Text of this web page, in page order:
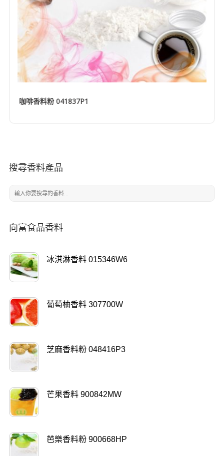
咖啡香料粉 041837P1
搜尋香料產品
向富食品香料
冰淇淋香料 015346W6
葡萄柚香料 307700W
芝麻香料粉 048416P3
芒果香料 900842MW
芭樂香料粉 900668HP